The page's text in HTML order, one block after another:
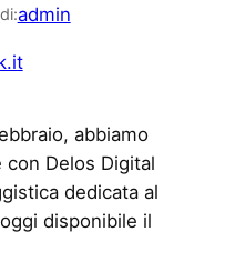
admin
abbiamo
con Delos Digital
dedicata al
disponibile il